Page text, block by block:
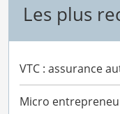
Les plus
VTC : assurance
Micro